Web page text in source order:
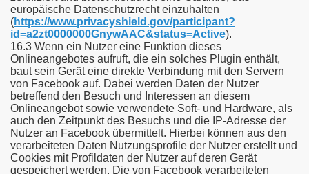
europäische Datenschutzrecht einzuhalten
(https://www.privacyshield.gov/participant?
id=a2zt0000000GnywAAC&status=Active).
16.3 Wenn ein Nutzer eine Funktion dieses
Onlineangebotes aufruft, die ein solches Plugin enthält,
baut sein Gerät eine direkte Verbindung mit den Servern
von Facebook auf. Dabei werden Daten der Nutzer
betreffend den Besuch und Interessen an diesem
Onlineangebot sowie verwendete Soft- und Hardware, als
auch den Zeitpunkt des Besuchs und die IP-Adresse der
Nutzer an Facebook übermittelt. Hierbei können aus den
verarbeiteten Daten Nutzungsprofile der Nutzer erstellt und
Cookies mit Profildaten der Nutzer auf deren Gerät
gespeichert werden. Die von Facebook verarbeiteten